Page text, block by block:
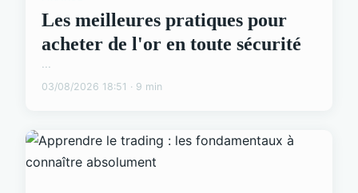
Les meilleures pratiques pour
acheter de l'or en toute sécurité
...
03/08/2026 18:51 · 9 min